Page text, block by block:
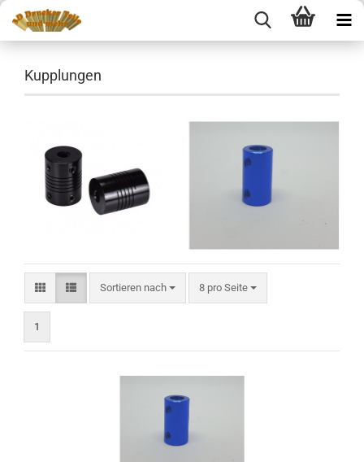
Kupplungen
Sortieren nach
Sortieren nach 8 pro Seite
pro Seite
1